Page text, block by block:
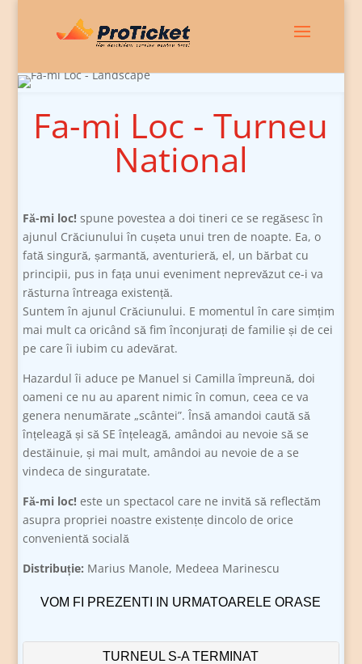
Fa-mi Loc - Turneu
National
Fă-mi loc! spune povestea a doi tineri ce se regăsesc în
ajunul Crăciunului în cușeta unui tren de noapte. Ea, o
fată singură, șarmantă, aventurieră, el, un bărbat cu
principii, pus in fața unui eveniment neprevăzut ce-i va
răsturna întreaga existență.
Suntem în ajunul Crăciunului. E momentul în care simțim
mai mult ca oricând să fim înconjurați de familie și de cei
pe care îi iubim cu adevărat.
Hazardul îi aduce pe Manuel si Camilla împreună, doi
oameni ce nu au aparent nimic în comun, ceea ce va
genera nenumărate „scântei”. Însă amandoi caută să
înțeleagă și să SE înțeleagă, amândoi au nevoie să se
destăinuie, și mai mult, amândoi au nevoie de a se
vindeca de singuratate.
Fă-mi loc! este un spectacol care ne invită să reflectăm
asupra propriei noastre existențe dincolo de orice
convenientă socială
Distribuție: Marius Manole, Medeea Marinescu
VOM FI PREZENTI IN URMATOARELE ORASE
TURNEUL S-A TERMINAT